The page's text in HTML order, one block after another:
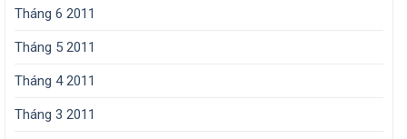
Tháng 6 2011
Tháng 5 2011
Tháng 4 2011
Tháng 3 2011